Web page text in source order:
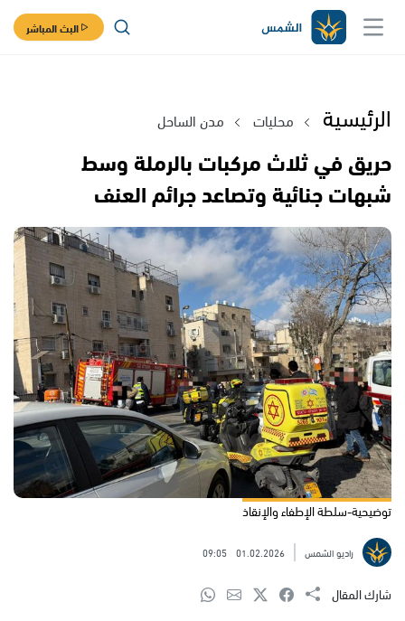
البث المباشر
الرئيسية محليات مدن الساحل
حريق في ثلاث مركبات بالرملة وسط
شبهات جنائية وتصاعد جرائم العنف
توضيحية-سلطة الإطفاء والإنقاذ
راديو الشمس 01.02.2026
09:05
شارك المقال